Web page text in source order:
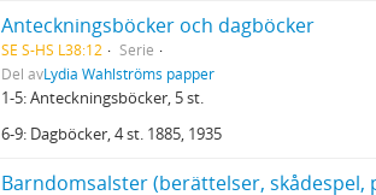
Anteckningsböcker och dagböcker
SE S-HS L38:12
Serie
Del avLydia Wahlströms papper
1-5: Anteckningsböcker, 5 st.
6-9: Dagböcker, 4 st. 1885, 1935